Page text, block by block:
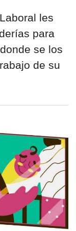
les
para
se los
de su